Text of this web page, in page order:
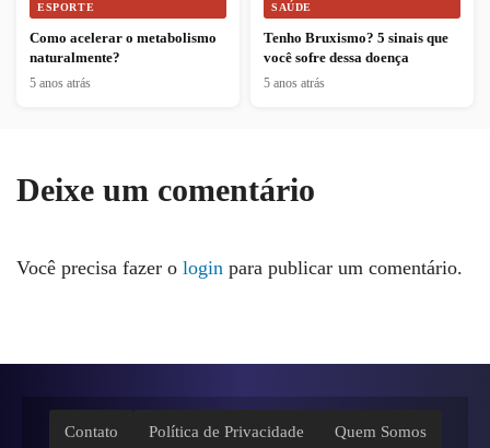
ESPORTE
Como acelerar o metabolismo
naturalmente?
5 anos atrás
SAÚDE
Tenho Bruxismo? 5 sinais que
você sofre dessa doença
5 anos atrás
Deixe um comentário
Você precisa fazer o login para publicar um comentário.
Contato Política de Privacidade Quem Somos